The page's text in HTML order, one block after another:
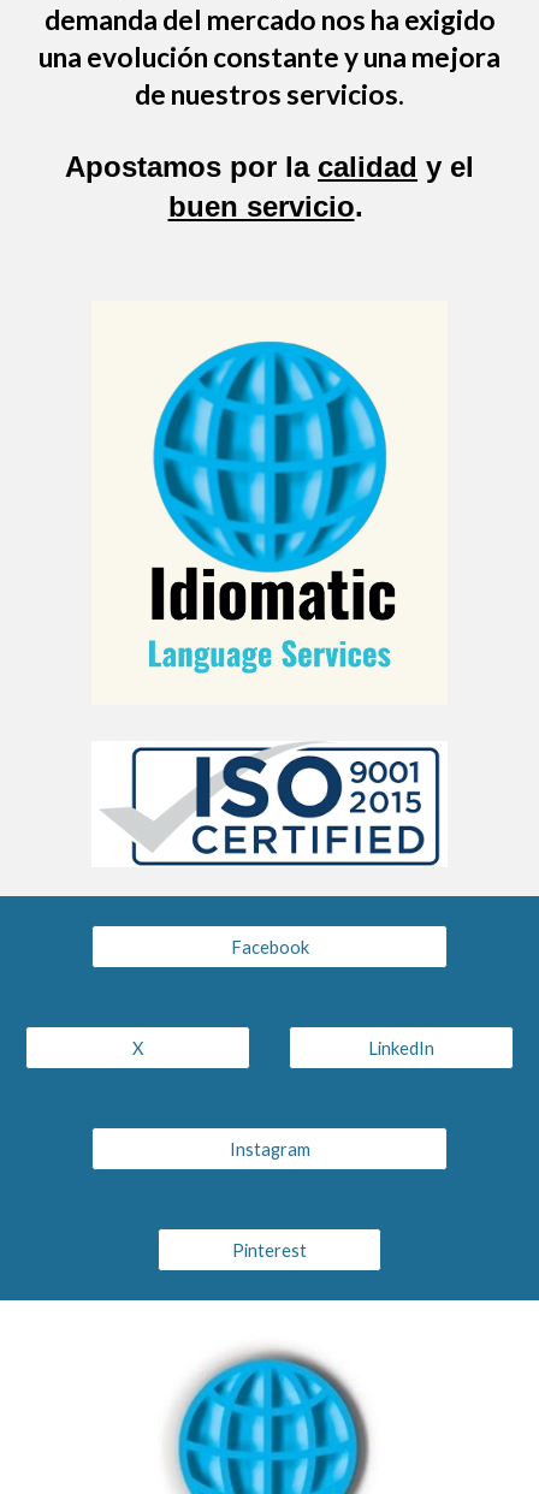
demanda del mercado nos ha exigido
una evolución constante y una mejora
de nuestros servicios.
Apostamos por la calidad y el
buen servicio.
Facebook
X LinkedIn
Instagram
Pinterest